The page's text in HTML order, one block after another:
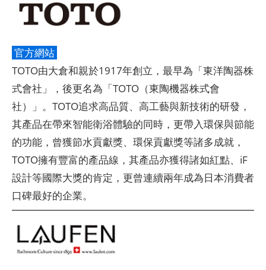
官方網站
TOTO由大倉和親於1917年創立，最早為「東洋陶器株
式會社」，後更名為「TOTO（東陶機器株式會
社）」。TOTO追求高品質、高工藝與新技術的研發，
其產品在帶來智能衛浴體驗的同時，更帶入環保與節能
的功能，曾獲節水貢獻獎、環保貢獻獎等諸多成就，
TOTO擁有豐富的產品線，其產品亦獲得諸如紅點、iF
設計等國際大獎的肯定，更曾連續兩年成為日本消費者
口碑最好的企業。